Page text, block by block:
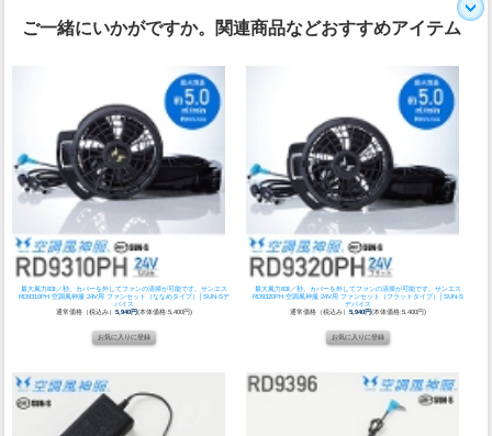
ご一緒にいかがですか。関連商品などおすすめアイテム
最大風力83ℓ／秒。カバーを外してファンの清掃が可能です。サンエス
RD9310PH 空調風神服 24V用 ファンセット（ななめタイプ）│SUN-Sデ
バイス
通常価格（税込み）5,940円(本体価格:5,400円)
最大風力83ℓ／秒。カバーを外してファンの清掃が可能です。 サンエス
RD9320PH 空調風神服 24V用 ファンセット（フラットタイプ）│SUN-S
デバイス
通常価格（税込み） 5,940円(本体価格:5,400円)